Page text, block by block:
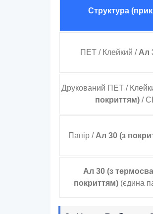
Структура
ПЕТ / Клейкий / Ал
Друкований ПЕТ /
покриттям)/
Папір / Ал 30 (з
Ал 30 (з
покриттям) (єдина